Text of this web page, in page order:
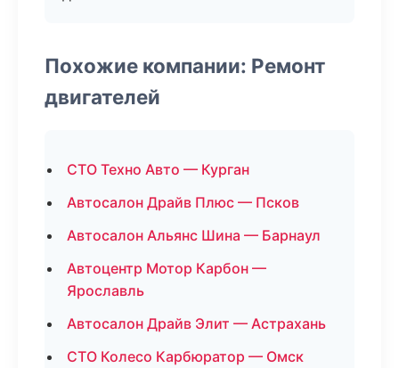
Похожие компании: Ремонт
двигателей
СТО Техно Авто — Курган
Автосалон Драйв Плюс — Псков
Автосалон Альянс Шина — Барнаул
Автоцентр Мотор Карбон —
Ярославль
Автосалон Драйв Элит — Астрахань
СТО Колесо Карбюратор — Омск